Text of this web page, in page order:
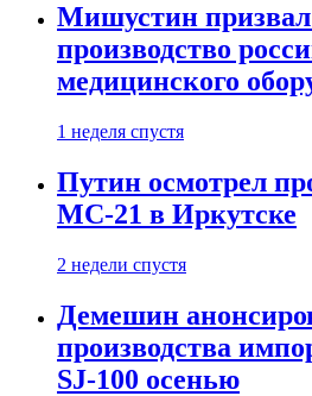
Мишустин призвал
производство
медицинского
1 неделя спустя
Путин осмотрел
МС-21 в Иркутске
2 недели спустя
Демешин
производства
SJ-100 осенью